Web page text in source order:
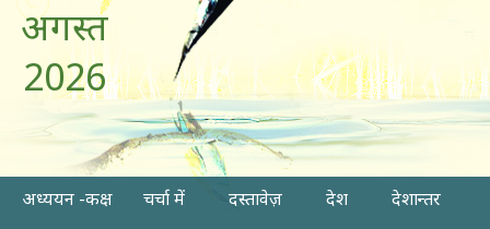
अगस्त
2026
अध्ययन -कक्ष चर्चा में दस्तावेज़ देश
देशान्तर